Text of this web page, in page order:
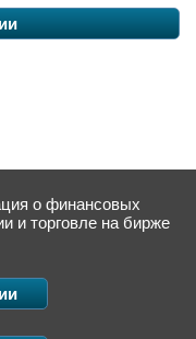
о финансовых
и торговле на бирже